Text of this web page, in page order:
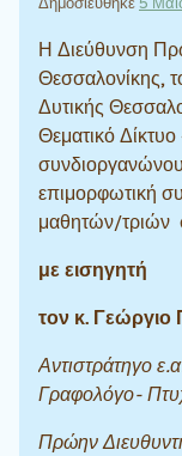
Η Διεύθυνση
Θεσσαλονίκης,
Δυτικής
Θεματικό
επιμορφωτική
μαθητών/τριών
με εισηγητή
τον κ.
Αντιστράτηγο
Γραφολόγο-
Πρώην